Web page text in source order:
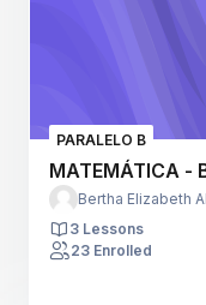
PARALELO B
MATEMÁTICA -
Bertha Elizabeth
3 Lessons
23 Enrolled